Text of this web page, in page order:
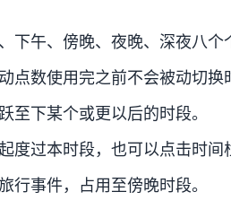
下午、傍晚、夜晚、深夜八
点数使用完之前不会被动切换
至下某个或更以后的时段。
度过本时段，也可以点击时间
行事件，占用至傍晚时段。